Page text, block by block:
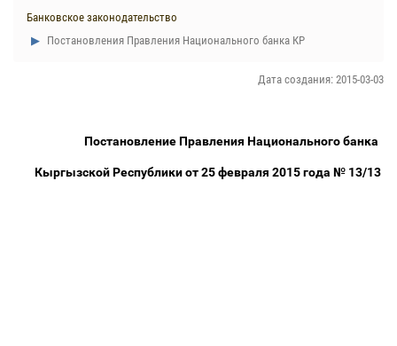
Банковское законодательство
Постановления Правления Национального банка КР
Дата создания: 2015-03-03
Постановление Правления Национального банка
Кыргызской Республики от 25 февраля 2015 года № 13/13